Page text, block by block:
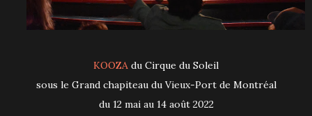
KOOZA du Cirque du Soleil
sous le Grand chapiteau du Vieux-Port de Montréal
du 12 mai au 14 août 2022